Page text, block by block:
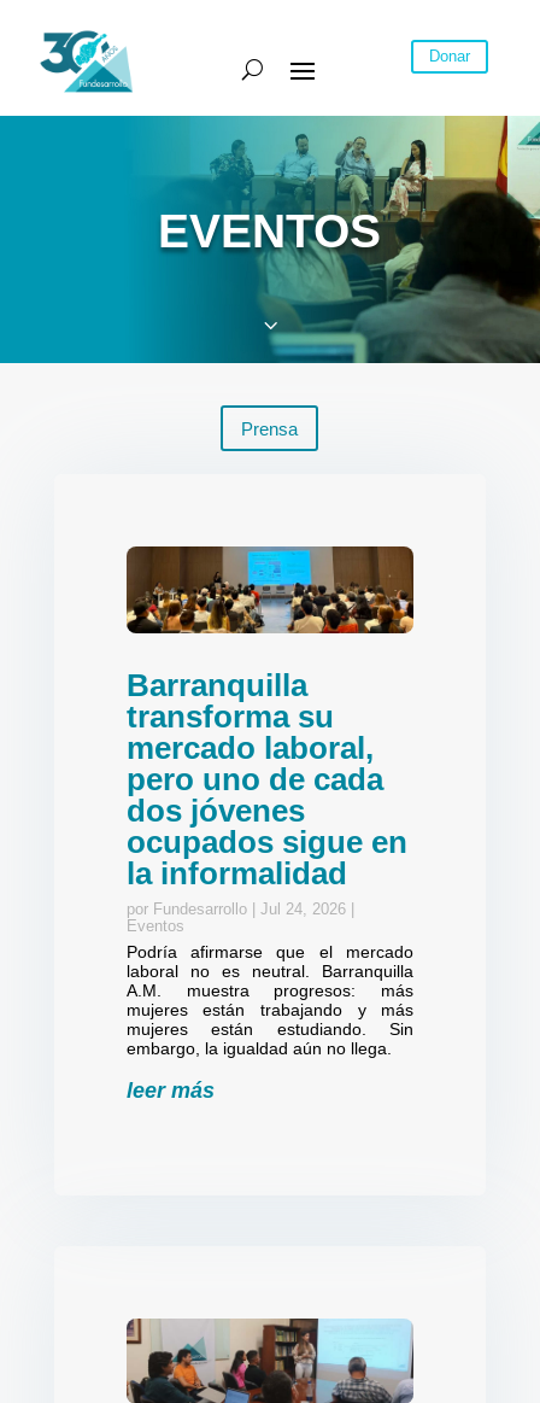
Donar
EVENTOS
3
Prensa
Barranquilla
transforma su
mercado laboral,
pero uno de cada
dos jóvenes
ocupados sigue en
la informalidad
por Fundesarrollo| Jul 24, 2026|
Eventos
Podría afirmarse que el mercado
laboral no es neutral. Barranquilla
A.M. muestra progresos: más
mujeres están trabajando y más
mujeres están estudiando. Sin
embargo, la igualdad aún no llega.
leer más